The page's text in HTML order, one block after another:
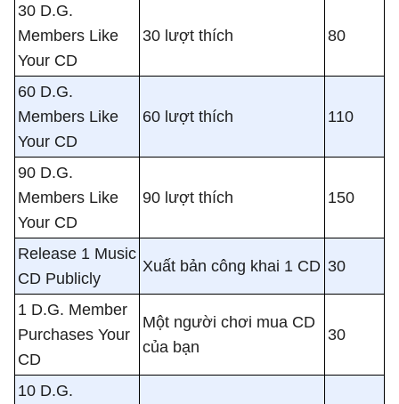
30 D.G.
Members Like
Your CD
30 lượt thích 80
60 D.G.
Members Like
Your CD
60 lượt thích 110
90 D.G.
Members Like
Your CD
90 lượt thích 150
Release 1 Music
CD Publicly
Xuất bản công khai 1 CD 30
1 D.G. Member
Purchases Your
CD
Một người chơi mua CD
của bạn
30
10 D.G.